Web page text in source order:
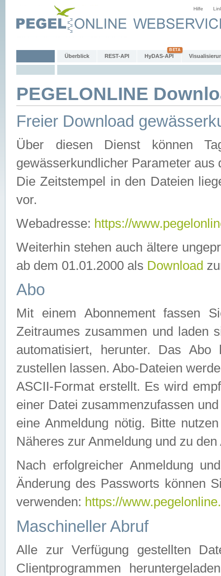
Hilfe
Überblick REST-API HyDAS-API
PEGELONLINE
Freier Download
Über diesen Dienst können
gewässerkundlicher Parameter aus
Die Zeitstempel in den Dateien
vor.
Webadresse: https://
Weiterhin stehen auch ältere
ab dem 01.01.2000 als Download
Abo
Mit einem Abonnement fassen
Zeitraumes zusammen und laden
automatisiert, herunter. Das
zustellen lassen. Abo-Dateien
ASCII-Format erstellt. Es wird
einer Datei zusammenzufassen
eine Anmeldung nötig. Bitte
Näheres zur Anmeldung und zu
Nach erfolgreicher Anmeldung
Änderung des Passworts können
verwenden: https://
Maschineller Abruf
Alle zur Verfügung gestellten
Clientprogrammen